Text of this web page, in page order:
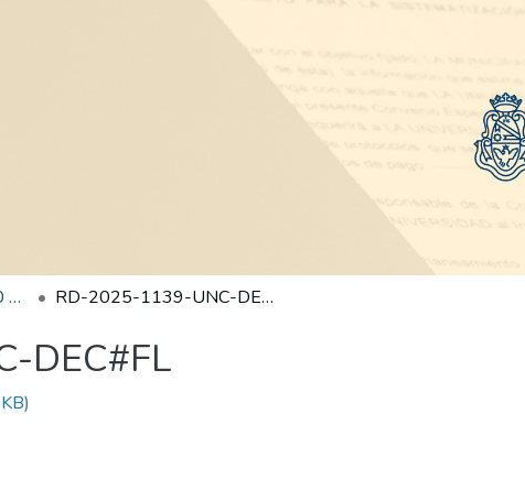
Edición 006/2025 del 30 de junio de 2025 RD-2025-1139-UNC-DEC#FL
DEC#FL